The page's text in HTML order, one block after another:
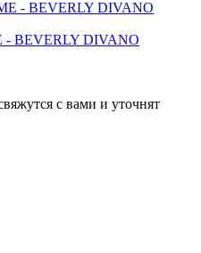
- BEVERLY DIVANO
с вами и уточнят